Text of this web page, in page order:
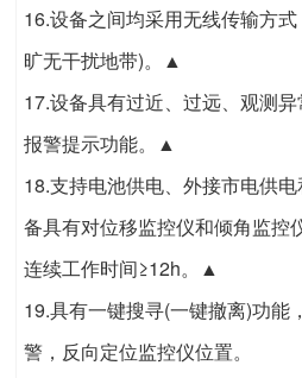
16.设备之间均采用无线传输方
旷无干扰地带)。▲
17.设备具有过近、过远、观测
报警提示功能。▲
18.支持电池供电、外接市电供
备具有对位移监控仪和倾角监控
连续工作时间≥12h。▲
19.具有一键搜寻(一键撤离)功能
警，反向定位监控仪位置。